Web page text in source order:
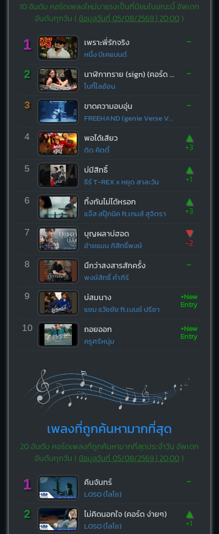
10 อันดับ คอร์ดเพลงใหม่มาแรงเป็นที่นิยมในขณะนี้ อัพเดท
อันดับทุกวัน ( ข้อมูลวันที่ 05/08/2569 | 20:00 )
1 เพราะพี่รักจริง
หนึ่ง บีเคแบนด์
-
2 นาฬิกาทราย (sign) (คอร์ด ง่ายๆ)
โบกี้ไลอ้อน
-
3 ขาดความอบอุ่น
FREEHAND (genie Verse Vol.1)
-
4 พอได้เสียว
ดิด คิตตี้
▲
+3
5 บ่มีสิทธิ์
ธีร์ T-REX x หยุด สาละวัน
▲
+1
6 ทิ้งกันไม่ได้หรอก
แจ๊ส สปุ๊กนิค ft.เกมส์ สุจิตรา
▲
+3
7 บุญผลาบ่ฮอด
อ้ายแมน ภิสิทธิ์พงษ์
▼
-2
8 นึกว่าสงสารสักครั้ง
พงษ์สิทธิ์ คำภีร์
-
9 บ่สมนาง
แซม ธวัชชัย ft.เบนซ์ ปรีชา
+New
Entry
10 ถอยออก
ครูศรีหนุ่ม
+New
Entry
เพลงที่ถูกค้นหามากที่สุด
20 อันดับ คอร์ดเพลงที่ถูกค้นหามากที่สุดประจำวัน อัพเดท
อันดับทุกวัน ( ข้อมูลวันที่ 05/08/2569 | 20:00 )
1 คืนจันทร์
LOSO (โลโซ)
-
2 ไม่คิดนอกใจ (คอร์ด ง่ายๆ)
LOSO (โลโซ)
▲
+1